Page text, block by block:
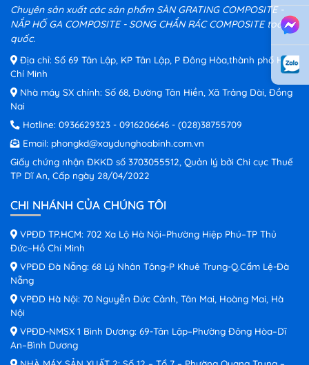
Chuyên sản xuất các sản phẩm SÀN GRATING COMPOSITE -
NẮP HỐ GA COMPOSITE - SONG CHẮN RÁC COMPOSITE toàn
quốc.
Địa chỉ: Số 69 Tân Lập, KP Tân Lập, P Đông Hòa,thành phố Hồ
Chí Minh
Nhà máy SX chính: Số 68, Đường Tân Hiền, Xã Trảng Dài, Đồng
Nai
Hotline: 0936629323 - 0916206646 - (028)38755709
Email: phongkd@xaydunghoabinh.com.vn
Giấy chứng nhận ĐKKD số 3703055512, Quản lý bởi Chi cục Thuế
TP Dĩ An, Cấp ngày 28/04/2022
CHI NHÁNH CỦA CHÚNG TÔI
VPĐD TP.HCM: 702 Xa Lộ Hà Nội–Phường Hiệp Phú–TP Thủ
Đức–Hồ Chí Minh
VPĐD Đà Nẵng: 68 Lý Nhân Tông-P Khuê Trung-Q.Cẩm Lệ-Đà
Nẵng
VPĐD Hà Nội: 70 Nguyễn Đức Cảnh, Tân Mai, Hoàng Mai, Hà
Nội
VPĐD-NMSX 1 Bình Dương: 69-Tân Lập–Phường Đông Hòa–Dĩ
An–Bình Dương